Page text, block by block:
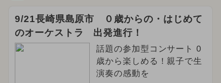
9/21長崎県島原市 ０歳からの・はじめて
のオーケストラ 出発進行！
話題の参加型コンサート 0
歳から楽しめる！親子で生
演奏の感動を